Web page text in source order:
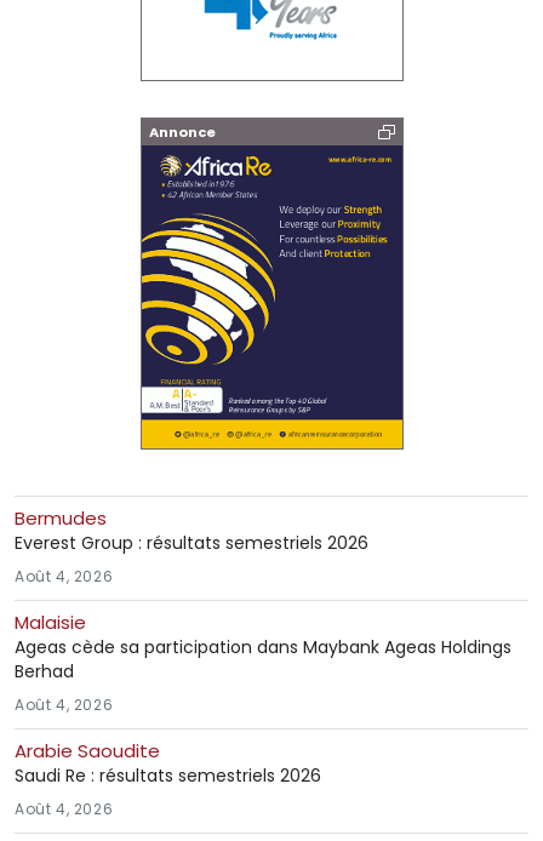
Annonce
Bermudes
Everest Group : résultats semestriels 2026
Août 4, 2026
Malaisie
Ageas cède sa participation dans Maybank Ageas Holdings
Berhad
Août 4, 2026
Arabie Saoudite
Saudi Re : résultats semestriels 2026
Août 4, 2026